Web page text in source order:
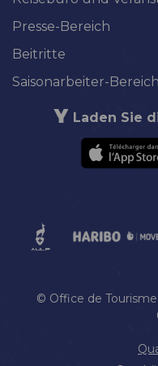
Presse-Bereich
Beitritte
Saisonarbeiter-Bereich
Laden Sie
© Office de